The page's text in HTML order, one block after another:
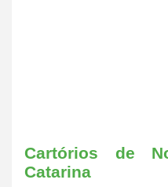
Cartórios de
Catarina